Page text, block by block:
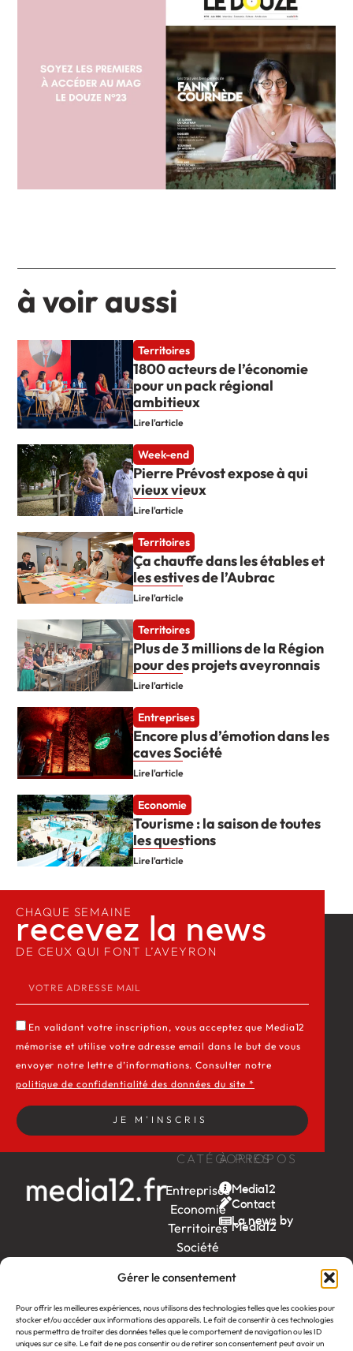
Gérer le consentement
Pour offrir les meilleures expériences, nous utilisons des technologies telles que les cookies pour
stocker et/ou accéder aux informations des appareils. Le fait de consentir à ces technologies
nous permettra de traiter des données telles que le comportement de navigation ou les ID
uniques sur ce site. Le fait de ne pas consentir ou de retirer son consentement peut avoir un
à voir aussi
Territoires
1800 acteurs de l’économie
pour un pack régional
ambitieux
Lire l'article
Week-end
Pierre Prévost expose à qui
vieux vieux
Lire l'article
Territoires
Ça chauffe dans les étables et
les estives de l’Aubrac
Lire l'article
Territoires
Plus de 3 millions de la Région
pour des projets aveyronnais
Lire l'article
Entreprises
Encore plus d’émotion dans les
caves Société
Lire l'article
Economie
Tourisme : la saison de toutes
les questions
Lire l'article
CATÉGORIES
Entreprises
Economie
Territoires
Société
end
Ambition
by EDF
À PROPOS
Media12
Contact
La news by
Média12
CHAQUE SEMAINE
recevez la news​
DE CEUX QUI FONT L’AVEYRON
En validant votre inscription, vous acceptez que Media12
mémorise et utilise votre adresse email dans le but de vous
envoyer notre lettre d’informations. Consulter notre
politique de confidentialité des données du site *
JE M'INSCRIS